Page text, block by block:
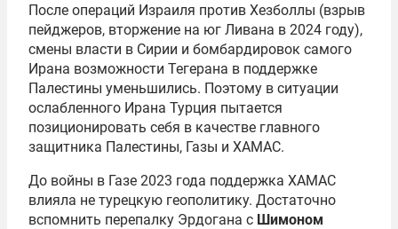
После операций Израиля против Хезболлы (взрыв
пейджеров, вторжение на юг Ливана в 2024 году),
смены власти в Сирии и бомбардировок самого
Ирана возможности Тегерана в поддержке
Палестины уменьшились. Поэтому в ситуации
ослабленного Ирана Турция пытается
позиционировать себя в качестве главного
защитника Палестины, Газы и ХАМАС.
До войны в Газе 2023 года поддержка ХАМАС
влияла не турецкую геополитику. Достаточно
вспомнить перепалку Эрдогана с Шимоном